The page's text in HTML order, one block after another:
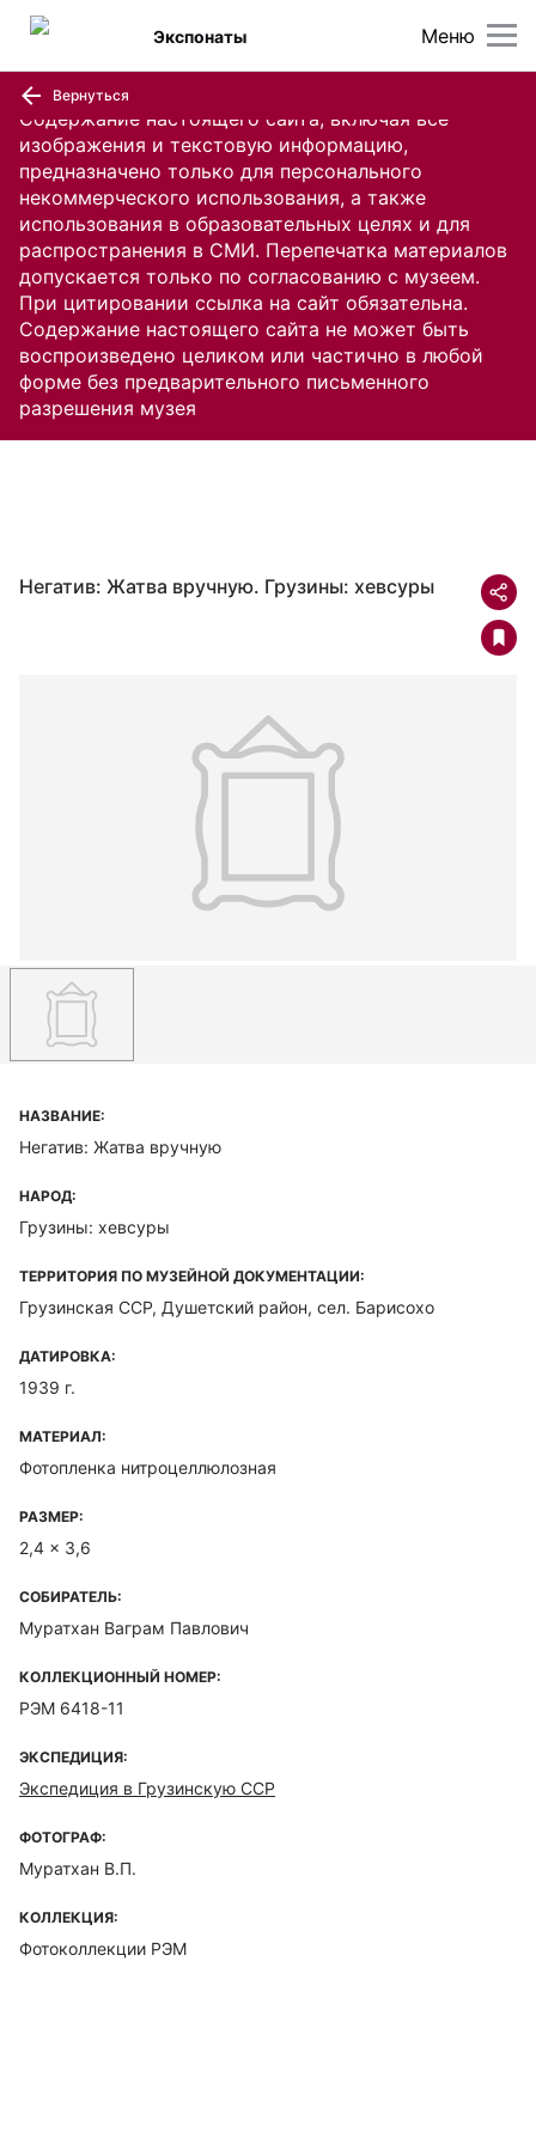
Содержание настоящего сайта, включая все
изображения и текстовую информацию,
предназначено только для персонального
некоммерческого использования, а также
использования в образовательных целях и для
распространения в СМИ. Перепечатка материалов
допускается только по согласованию с музеем.
При цитировании ссылка на сайт обязательна.
Содержание настоящего сайта не может быть
воспроизведено целиком или частично в любой
форме без предварительного письменного
разрешения музея
Меню
Экспонаты
Вернуться
Негатив: Жатва вручную. Грузины: хевсуры
НАЗВАНИЕ:
Негатив: Жатва вручную
НАРОД:
Грузины: хевсуры
ТЕРРИТОРИЯ ПО МУЗЕЙНОЙ ДОКУМЕНТАЦИИ:
Грузинская ССР, Душетский район, сел. Барисохо
ДАТИРОВКА:
1939 г.
МАТЕРИАЛ:
Фотопленка нитроцеллюлозная
РАЗМЕР:
2,4 x 3,6
СОБИРАТЕЛЬ:
Муратхан Ваграм Павлович
КОЛЛЕКЦИОННЫЙ НОМЕР:
РЭМ 6418-11
ЭКСПЕДИЦИЯ:
Экспедиция в Грузинскую ССР
ФОТОГРАФ:
Муратхан В.П.
КОЛЛЕКЦИЯ:
Фотоколлекции РЭМ